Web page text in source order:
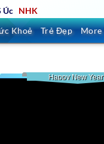
Úc NHK
Khoẻ Trẻ Đẹp More
Happy New Year